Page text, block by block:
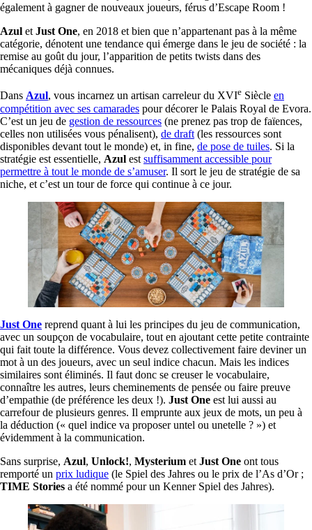
également à gagner de nouveaux joueurs, férus d’Escape Room !
Azul etJust One, en 2018 et bien que n’appartenant pas à la même
catégorie, dénotent une tendance qui émerge dans le jeu de société : la
remise au goût du jour, l’apparition de petits twists dans des
mécaniques déjà connues.
Dans Azul, vous incarnez un artisan carreleur du XVIe Siècle en
compétition avec ses camarades pour décorer le Palais Royal de Evora.
C’est un jeu de gestion de ressources (ne prenez pas trop de faïences,
celles non utilisées vous pénalisent), de draft (les ressources sont
disponibles devant tout le monde) et, in fine, de pose de tuiles. Si la
stratégie est essentielle, Azul est suffisamment accessible pour
permettre à tout le monde de s’amuser. Il sort le jeu de stratégie de sa
niche, et c’est un tour de force qui continue à ce jour.
Just One reprend quant à lui les principes du jeu de communication,
avec un soupçon de vocabulaire, tout en ajoutant cette petite contrainte
qui fait toute la différence. Vous devez collectivement faire deviner un
mot à un des joueurs, avec un seul indice chacun. Mais les indices
similaires sont éliminés. Il faut donc se creuser le vocabulaire,
connaître les autres, leurs cheminements de pensée ou faire preuve
d’empathie (de préférence les deux !). Just One est lui aussi au
carrefour de plusieurs genres. Il emprunte aux jeux de mots, un peu à
la déduction (« quel indice va proposer untel ou unetelle ? ») et
évidemment à la communication.
Sans surprise, Azul, Unlock!, Mysterium et Just One ont tous
remporté un prix ludique (le Spiel des Jahres ou le prix de l’As d’Or ;
TIME Stories a été nommé pour un Kenner Spiel des Jahres).